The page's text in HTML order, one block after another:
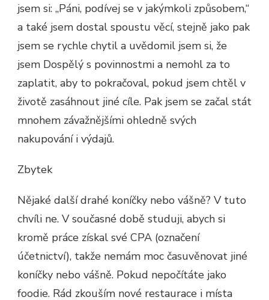
jsem si: „Páni, podívej se v jakýmkoli způsobem,“
a také jsem dostal spoustu věcí, stejně jako pak
jsem se rychle chytil a uvědomil jsem si, že
jsem Dospělý s povinnostmi a nemohl za to
zaplatit, aby to pokračoval, pokud jsem chtěl v
životě zasáhnout jiné cíle. Pak jsem se začal stát
mnohem závažnějšími ohledně svých
nakupování i výdajů.
Zbytek
Nějaké další drahé koníčky nebo vášně? V tuto
chvíli ne. V současné době studuji, abych si
kromě práce získal své CPA (označení
účetnictví), takže nemám moc časuvěnovat jiné
koníčky nebo vášně. Pokud nepočítáte jako
foodie. Rád zkouším nové restaurace i místa